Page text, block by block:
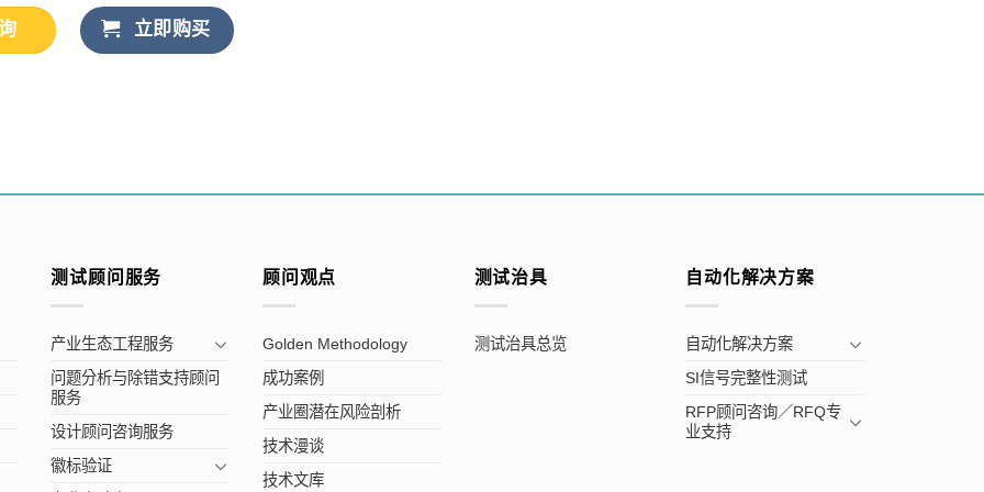
立即购买
测试顾问服务
产业生态工程服务
问题分析与除错支持顾问
服务
设计顾问咨询服务
徽标验证
顾问观点
Golden Methodology
成功案例
产业圈潜在风险剖析
技术漫谈
技术文库
测试治具
测试治具总览
自动化解决方案
自动化解决方案
SI信号完整性测试
RFP顾问咨询／RFQ专
业支持